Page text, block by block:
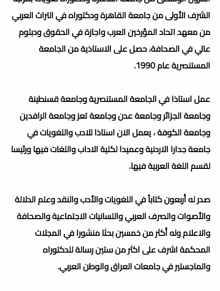
الشرف الأولى من جامعة القاهرة ودكتوراه في التراث العربي
من معهد اتحاد المؤرخين العرب واجازة في الحقوق ودبلوم
عالي في الصحافة، حصل على الاستاذية من الجامعة
المستنصرية عام 1990.
عمل استاذا في الجامعة المستنصرية وجامعة قسنطينة
وجامعة الجزائر وجامعة عدن وجامعة تعز وجامعة الرافدين
وجامعة الكوفة ، يعمل الان استاذا للادب واللغويات في
جامعة جدارا الاردنية وعميدا لكلية الاداب واللغات فيها ورئيسا
لقسم اللغة العربية فيها.
صدر له أربعون كتاباً في اللغويات والأدب والنقد وعلم الدلالة
والأصوات والصرف العربي واللسانيات الاجتماعية والصحافة
والاعلام وله أكثر من خمسين بحثا منشورا في المجلات
المحكمة اشرف على اكثر من ستين رسالة للدكتوراه
والماجستير في جامعات العراق والوطن العربي.